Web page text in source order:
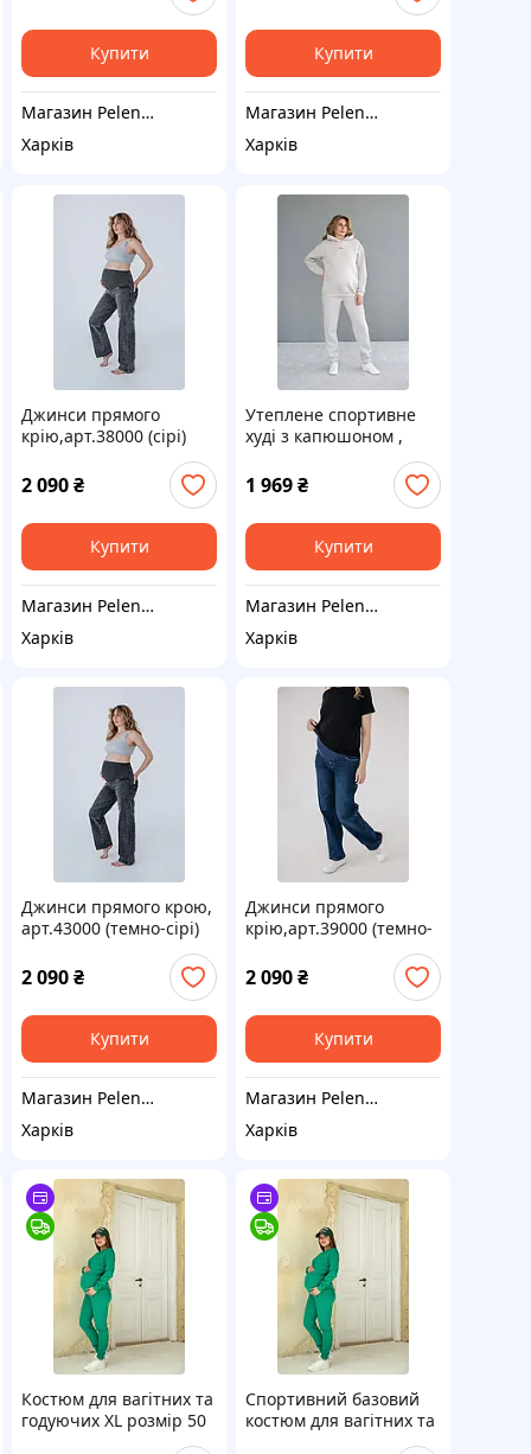
Купити
Магазин Pelenki_kh
Харків
Купити
Магазин Pelenki_kh
Харків
Джинси прямого
крію,арт.38000 (сірі)
2 090₴
Купити
Магазин Pelenki_kh
Харків
Утеплене спортивне
худі з капюшоном ,
арт.29000 (бежевий)
"Warm&cosy"
1 969₴
Купити
Магазин Pelenki_kh
Харків
Джинси прямого крою,
арт.43000 (темно-сірі)
2 090₴
Купити
Магазин Pelenki_kh
Харків
Джинси прямого
крію,арт.39000 (темно-
сині) "Simple&Basic"
2 090₴
Купити
Магазин Pelenki_kh
Харків
Костюм для вагітних та
годуючих ХL розмір 50
Спортивний базовий
костюм для вагітних та
годуючих розмір XXL